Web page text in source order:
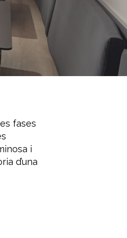
fases
i
d’una